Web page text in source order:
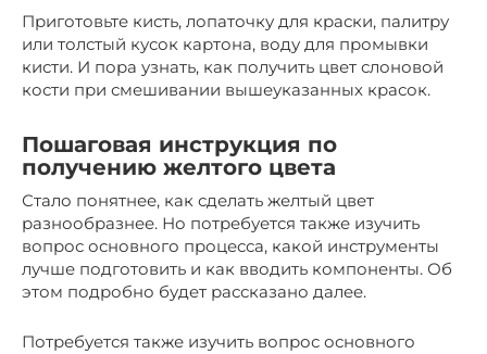
Приготовьте кисть, лопаточку для краски, палитру
или толстый кусок картона, воду для промывки
кисти. И пора узнать, как получить цвет слоновой
кости при смешивании вышеуказанных красок.
Пошаговая инструкция по
получению желтого цвета
Стало понятнее, как сделать желтый цвет
разнообразнее. Но потребуется также изучить
вопрос основного процесса, какой инструменты
лучше подготовить и как вводить компоненты. Об
этом подробно будет рассказано далее.
Потребуется также изучить вопрос основного